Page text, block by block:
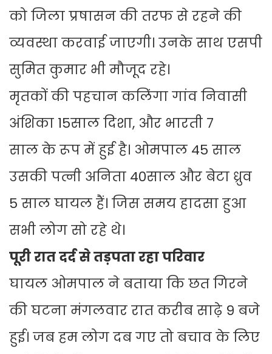
को जिला प्रषासन की तरफ से रहने की
व्यवस्था करवाई जाएगी। उनके साथ एसपी
सुमित कुमार भी मौजूद रहे।
मृतकों की पहचान कलिंगा गांव निवासी
अंशिका 15साल दिशा, और भारती 7
साल के रूप में हुई है। ओमपाल 45 साल
उसकी पत्नी अनिता 40साल और बेटा ध्रुव
5 साल घायल हैं। जिस समय हादसा हुआ
सभी लोग सो रहे थे।
पूरी रात दर्द से तड़पता रहा परिवार
घायल ओमपाल ने बताया कि छत गिरने
की घटना मंगलवार रात करीब साढ़े 9 बजे
हुई। जब हम लोग दब गए तो बचाव के लिए